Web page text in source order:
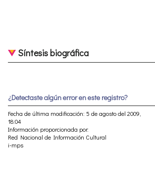
Síntesis biográfica
¿Detectaste algún error en este registro?
Fecha de última modificación: 5 de agosto del 2009,
18:04
Información proporcionada por:
Red Nacional de Información Cultural
i-mps